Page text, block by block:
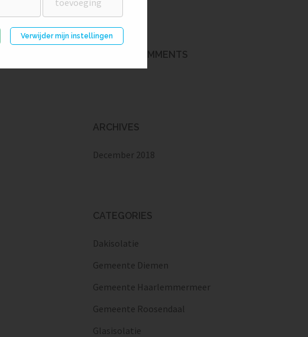
RECENT COMMENTS
ARCHIVES
December 2018
CATEGORIES
Dakisolatie
Gemeente Diemen
Gemeente Haarlemmermeer
Gemeente Roosendaal
Glasisolatie
Verwijder mijn instellingen